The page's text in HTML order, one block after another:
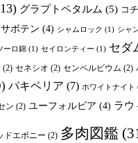
グラプトペタルム (5) コ
サボテン (4) シャムロック (1) シャ
ーロ錦 (1) セイロンティー (1) セダ
(2) セネシオ (2) センペルビウム (2)
パキベリア (7) ホワイトナイト
ン (2) ユーフォルビア (4) ラウ
ドエボニー (2) 多肉図鑑